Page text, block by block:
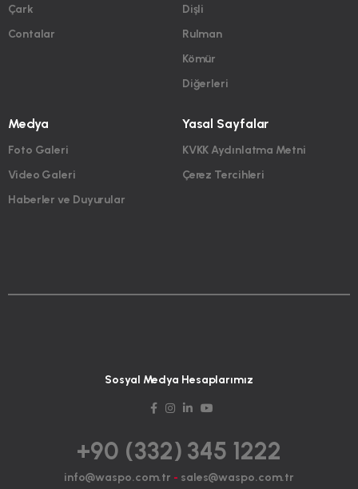
Çark
Contalar
Dişli
Rulman
Kömür
Diğerleri
Medya
Foto Galeri
Video Galeri
Haberler ve Duyurular
Yasal Sayfalar
KVKK Aydınlatma Metni
Çerez Tercihleri
Sosyal Medya Hesaplarımız
+90 (332) 345 1222
info@waspo.com.tr - sales@waspo.com.tr